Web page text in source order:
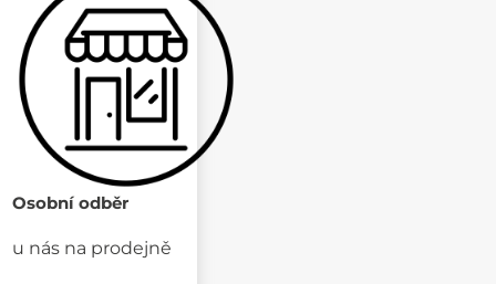
Osobní odběr
u nás na prodejně